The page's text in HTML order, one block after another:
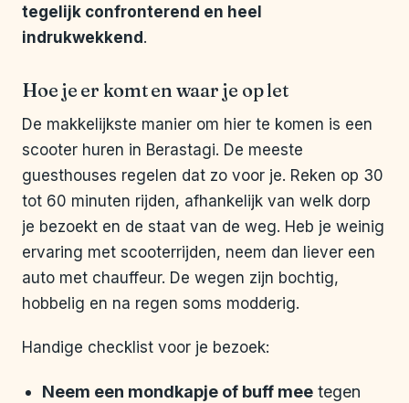
tegelijk confronterend en heel
indrukwekkend .
Hoe je er komt en waar je op let
De makkelijkste manier om hier te komen is een
scooter huren in Berastagi. De meeste
guesthouses regelen dat zo voor je. Reken op 30
tot 60 minuten rijden, afhankelijk van welk dorp
je bezoekt en de staat van de weg. Heb je weinig
ervaring met scooterrijden, neem dan liever een
auto met chauffeur. De wegen zijn bochtig,
hobbelig en na regen soms modderig.
Handige checklist voor je bezoek:
Neem een mondkapje of buff mee tegen